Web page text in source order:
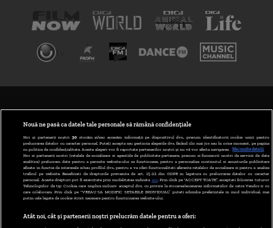
ABONARE DIGI TV
GESTIONAȚI PREFERINȚELE
CODUL DIGI24
CAMERE WEB
CONTACT/INFO
Nouă ne pasă ca datele tale personale să rămână confidențiale
Noi și partenerii noștri 30stocăm și/sau accesăm informații pe dispozitivul dvs., precum identificatorii cookie unici pentru
prelucrarea datelor cu caracter personal. Puteți accepta sau gestiona alegerile dvs. făcând clic mai jos sau în orice moment, pe pagina
cu politica de confidențialitate. Aceste alegeri vor fi raportate partenerilor noștri și nu vă vor afecta navigarea.
Mai multe detalii
Noi si partenerii nostri (retelele de socializare si agentiile de publicitate partenere, precum si furnizorii nostri de servicii de date
analitice) prelucram date pentru a permite website-ului sa functioneze, pentru a personaliza continutul si anunturile publicitare
afisate in functie de interesele si/sau profilul dvs., pentru a va oferi functionalitati aferente retelelor de socializare si pentru a analiza
traficul pe website. Beneficiati de drepturile prevazute de art. 15-22 din GDPR in legatura cu prelucrarea datelor cu caracter
personal. Aceste drepturi pot fi exercitate prin modalitatea indicata aici. Prin click pe “ACCEPT TOATE”, acceptati folosirea tuturor
Tehnologiilor de tip Cookie, care implica inclusiv acceptul dvs. cu privire la stocarea/accesarea informatiilor de catre Vendor-ii cu
care colaboram. Prin click pe “VREAU SA MODIFIC SETARILE INDIVIDUAL” puteti schimba preferintele in mod individual, mai
putin cele legate de cookie strict necesare pentru functionarea website-ului.
Atât noi, cât și partenerii noștri prelucrăm datele pentru a oferi: